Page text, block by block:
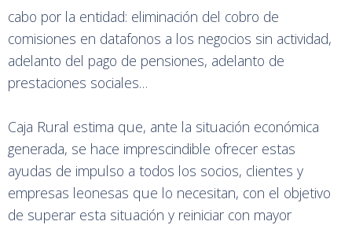
cabo por la entidad: eliminación del cobro de
comisiones en datafonos a los negocios sin actividad,
adelanto del pago de pensiones, adelanto de
prestaciones sociales…
Caja Rural estima que, ante la situación económica
generada, se hace imprescindible ofrecer estas
ayudas de impulso a todos los socios, clientes y
empresas leonesas que lo necesitan, con el objetivo
de superar esta situación y reiniciar con mayor